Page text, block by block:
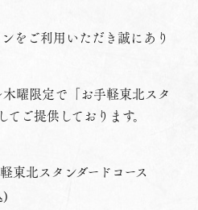
をご利用いただき誠にあり
曜限定で「お手軽東北スタ
ご提供しております。
東北スタンダードコース